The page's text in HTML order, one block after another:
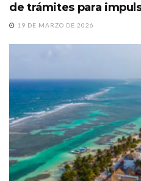
de trámites para
19 DE MARZO DE 2026